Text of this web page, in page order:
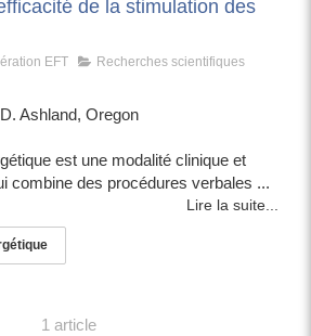
de la stimulation des
EFT
Recherches scientifiques
Ashland, Oregon
est une modalité clinique et
combine des procédures verbales ...
Lire la suite...
1 article